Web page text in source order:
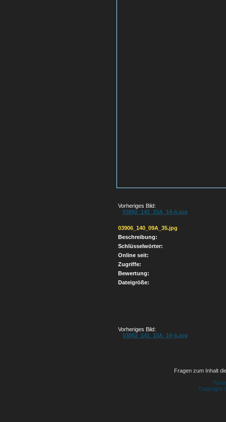
Vorheriges Bild:
03892_141_15A_14-b.jpg
03906_140_09A_35.jpg
Beschreibung:
Schlüsselwörter:
Online seit:
Zugriffe:
Bewertung:
Dateigröße:
Vorheriges Bild:
03892_141_15A_14-b.jpg
Fragen zum Inhalt
Copyright